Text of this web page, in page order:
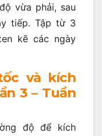
vừa phải, sau
tiếp. Tập từ 3
kẽ các ngày
và kích
3 – Tuần
độ để kích